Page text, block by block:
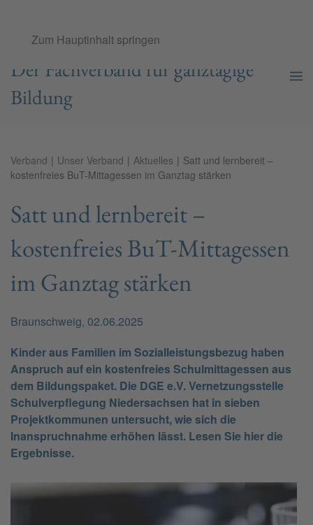
Zum Hauptinhalt springen
Ganztags­schul­verband e.V.
Der Fachverband für ganztägige
Bildung
Verband Unser Verband Aktuelles
Satt und lernbereit –
kostenfreies BuT-Mittagessen im Ganztag stärken
Satt und lernbereit –
kostenfreies BuT-Mittagessen
im Ganztag stärken
Braunschweig, 02.06.2025
Kinder aus Familien im Sozialleistungsbezug haben
Anspruch auf ein kostenfreies Schulmittagessen aus
dem Bildungspaket. Die DGE e.V. Vernetzungsstelle
Schulverpflegung Niedersachsen hat in sieben
Projektkommunen untersucht, wie sich die
Inanspruchnahme erhöhen lässt. Lesen Sie hier die
Ergebnisse.